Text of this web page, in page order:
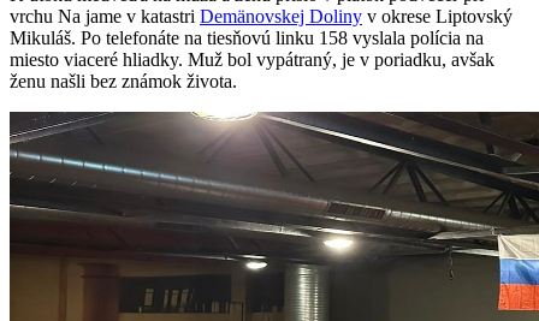
vrchu Na jame v katastri Demänovskej Doliny v okrese Liptovský
Mikuláš. Po telefonáte na tiesňovú linku 158 vyslala polícia na
miesto viaceré hliadky. Muž bol vypátraný, je v poriadku, avšak
ženu našli bez známok života.